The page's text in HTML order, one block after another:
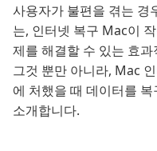
사용자가 불편을 겪는 경
는, 인터넷 복구 Mac이
제를 해결할 수 있는 효
그것 뿐만 아니라, Mac
에 처했을 때 데이터를
소개합니다.